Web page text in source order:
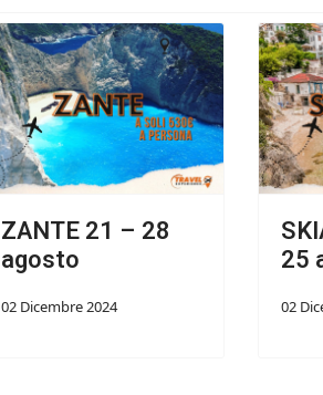
ZANTE 21 – 28
agosto
02 Dicembre 2024
25
02